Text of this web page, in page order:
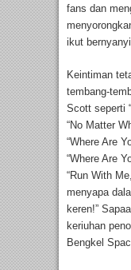
fans dan
ikut
Keintiman
tembang-
Scott seperti
“No Matter
“Where Are
“Where Are
“Run With
menyapa
keren!”
keriuhan
Bengkel